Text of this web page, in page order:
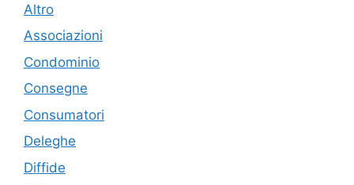
Altro
Associazioni
Condominio
Consegne
Consumatori
Deleghe
Diffide